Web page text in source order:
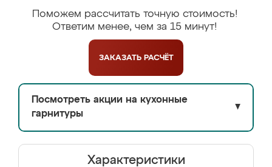
Поможем рассчитать точную стоимость!
Ответим менее, чем за 15 минут!
ЗАКАЗАТЬ РАСЧЁТ
Посмотреть акции на кухонные
гарнитуры
▼
Характеристики